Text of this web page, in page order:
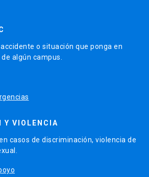
o situación que ponga en
algún campus.
Y VIOLENCIA
casos de discriminación, violencia de